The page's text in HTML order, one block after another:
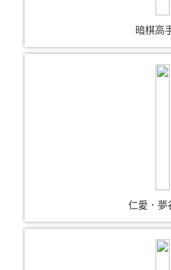
暗棋高
仁愛．夢